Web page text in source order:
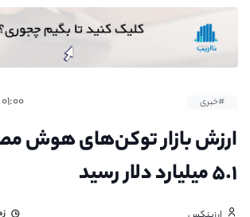
#خبری ۰۱:۰۰ شنبه - ۱۴۰۱/۱۱/۲۹
ارزش بازار توکن‌های هوش
۵.۱ میلیارد دلار رسید